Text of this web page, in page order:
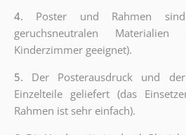
4. Poster und Rahmen
geruchsneutralen
Kinderzimmer geeignet).
5. Der Posterausdruck und
Einzelteile geliefert (das
Rahmen ist sehr einfach).